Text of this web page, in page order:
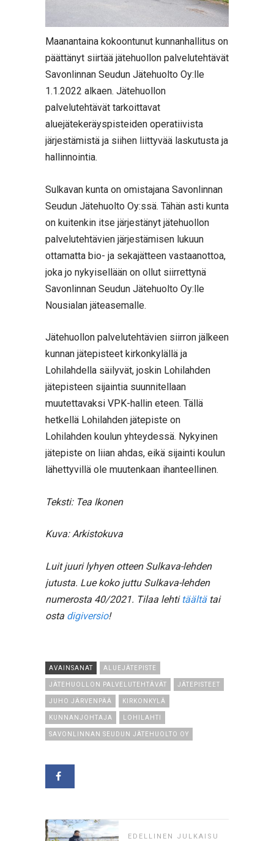
Maanantaina kokoontunut kunnanhallitus on
päättänyt siirtää jätehuollon palvelutehtävät
Savonlinnan Seudun Jätehuolto Oy:lle
1.1.2022 alkaen. Jätehuollon
palvelutehtävät tarkoittavat
aluejätekeräyspisteiden operatiivista
järjestämistä ja siihen liittyvää laskutusta ja
hallinnointia.
Sulkavan kunta on omistajana Savonlinnan
Seudun Jätehuolto Oy:ssä. Tähän asti kunta
on kuitenkin itse järjestänyt jätehuollon
palvelutehtävien järjestämisen lukuun
ottamatta bio- ja sekajätteen vastaanottoa,
joka jo nykyisellään on ollut siirrettynä
Savonlinnan Seudun Jätehuolto Oy:lle
Nousialan jäteasemalle.
Jätehuollon palvelutehtävien siirron jälkeen
kunnan jätepisteet kirkonkylällä ja
Lohilahdella säilyvät, joskin Lohilahden
jätepisteen sijaintia suunnitellaan
muutettavaksi VPK-hallin eteen. Tällä
hetkellä Lohilahden jätepiste on
Lohilahden koulun yhteydessä. Nykyinen
jätepiste on liian ahdas, eikä sijainti koulun
lähettyvillä ole muutenkaan ihanteellinen.
Teksti: Tea Ikonen
Kuva: Arkistokuva
Luit juuri lyhyen otteen Sulkava-lehden
jutusta. Lue koko juttu Sulkava-lehden
numerosta 40/2021. Tilaa lehti täältätai
osta digiversio!
AVAINSANAT ALUEJÄTEPISTE
JÄTEHUOLLON PALVELUTEHTÄVÄT JÄTEPISTEET
JUHO JÄRVENPÄÄ KIRKONKYLÄ
KUNNANJOHTAJA LOHILAHTI
SAVONLINNAN SEUDUN JÄTEHUOLTO OY
EDELLINEN JULKAISU